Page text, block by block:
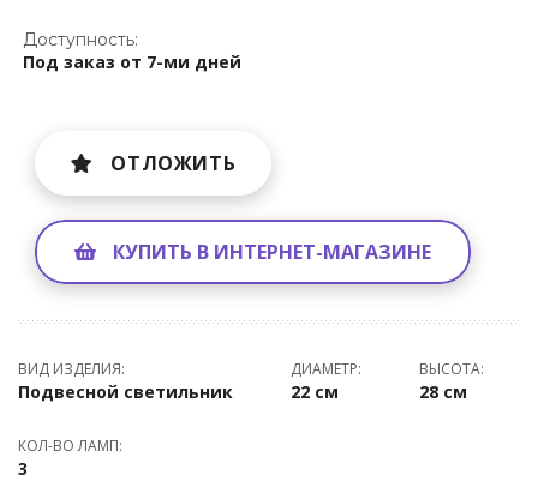
Доступность:
Под заказ от 7-ми дней
ОТЛОЖИТЬ
КУПИТЬ В ИНТЕРНЕТ-МАГАЗИНЕ
ВИД ИЗДЕЛИЯ:
Подвесной светильник
ДИАМЕТР:
22 см
ВЫСОТА:
28 см
КОЛ-ВО ЛАМП:
3